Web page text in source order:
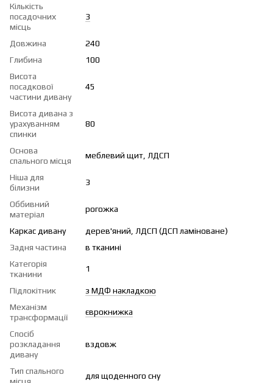
Кількість
посадочних
місць
3
Довжина
240
Глибина
100
Висота
посадкової
частини дивану
45
Висота дивана з
урахуванням
спинки
80
Основа
спального місця
меблевий щит, ЛДСП
Ніша для
білизни
3
Оббивний
матеріал
рогожка
Каркас дивану
дерев'яний, ЛДСП (ДСП ламіноване)
Задня частина
в тканині
Категорія
тканини
1
Підлокітник
з МДФ накладкою
Механізм
трансформації
єврокнижка
Спосіб
розкладання
дивану
вздовж
Тип спального
місця
для щоденного сну